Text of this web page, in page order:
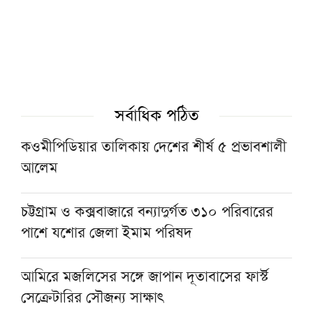
আজ বগুড়ার জামিল মাদরাসায় বয়ান করবেন
দেওবন্দের মুহতামিম
দুই মহীরুহের সান্নিধ্যে তিরমিজি শরিফের দরস:
এক সৌভাগ্যময় স্মৃতি
ভারতীয় আলেমদের প্রতিবাদের মুখে সুর নরম
তসলিমা নাসরিনের
সর্বাধিক পঠিত
কওমীপিডিয়ার তালিকায় দেশের শীর্ষ ৫ প্রভাবশালী
আলেম
চট্টগ্রাম ও কক্সবাজারে বন্যাদুর্গত ৩১০ পরিবারের
পাশে যশোর জেলা ইমাম পরিষদ
আমিরে মজলিসের সঙ্গে জাপান দূতাবাসের ফার্স্ট
সেক্রেটারির সৌজন্য সাক্ষাৎ